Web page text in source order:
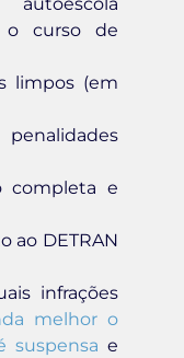
o curso de
limpos (em
completa e
ao DETRAN
infrações
melhor o
suspensa e